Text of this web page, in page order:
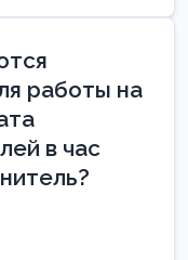
работы на
в час